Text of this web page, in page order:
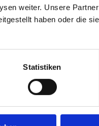
weiter. Unsere
haben oder die
Statistiken